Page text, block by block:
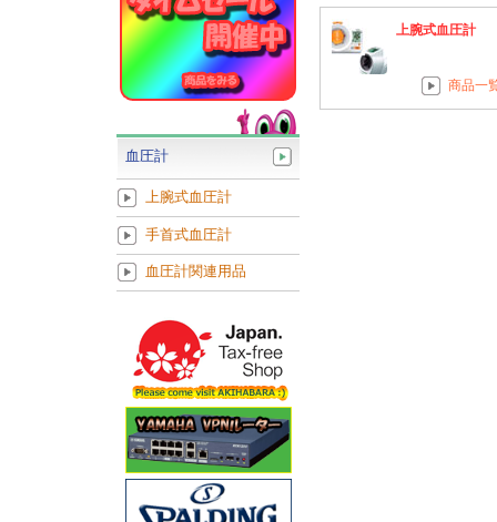
上腕式血圧計
商品一
血圧計
上腕式血圧計
手首式血圧計
血圧計関連用品